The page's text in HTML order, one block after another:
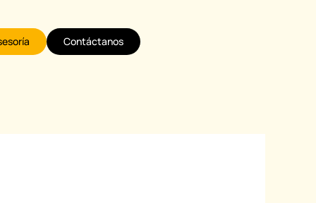
Contáctanos